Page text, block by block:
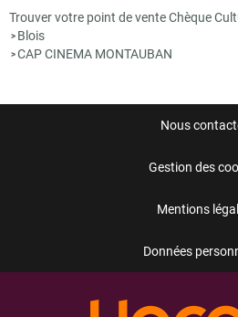
Trouver votre point de vente Chèque
> Blois
>CAP CINEMA MONTAUBAN
Nous
Gestion des
Mentions
Données